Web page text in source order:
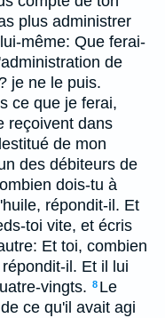
plus administrer
même: Que ferai-
de
je ne le puis.
ce que je ferai,
reçoivent dans
de mon
des débiteurs de
dois-tu à
répondit-il. Et
toi vite, et écris
Et toi, combien
il. Et il lui
vingts. 8 Le
ce qu'il avait agi